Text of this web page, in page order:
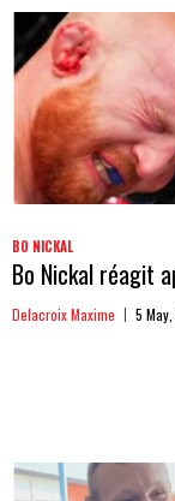
BO NICKAL
Bo Nickal réagit
Delacroix Maxime 5